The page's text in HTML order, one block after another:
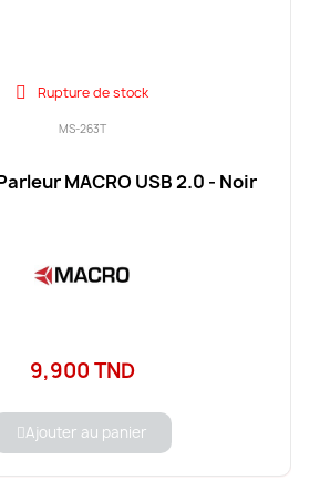
Rupture de stock
MS-263T
MACRO USB 2.0 - Noir
9,900 TND
Ajouter au panier